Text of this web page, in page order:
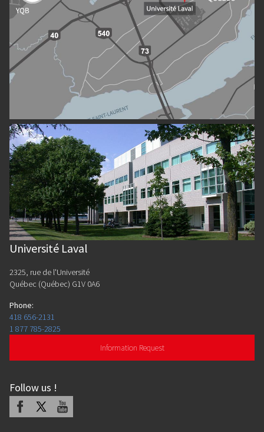
Université Laval
2325, rue de l'Université
Québec (Québec) G1V 0A6
Phone:
418 656-2131
1 877 785-2825
Information Request
Follow us !
Facebook Youtube